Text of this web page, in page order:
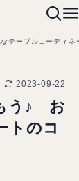
テーブルコーディネ
2023-09-22
う♪ お
トのコ